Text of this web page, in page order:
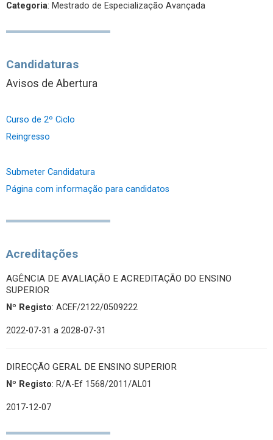
Categoria: Mestrado de Especialização Avançada
Candidaturas
Avisos de Abertura
Curso de 2º Ciclo
Reingresso
Submeter Candidatura
Página com informação para candidatos
Acreditações
AGÊNCIA DE AVALIAÇÃO E ACREDITAÇÃO DO ENSINO
SUPERIOR
Nº Registo: ACEF/2122/0509222
2022-07-31 a 2028-07-31
DIRECÇÃO GERAL DE ENSINO SUPERIOR
Nº Registo: R/A-Ef 1568/2011/AL01
2017-12-07